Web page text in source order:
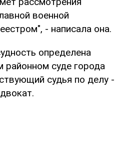
военной
- написала она.
определена
районном суде города
судья по делу -